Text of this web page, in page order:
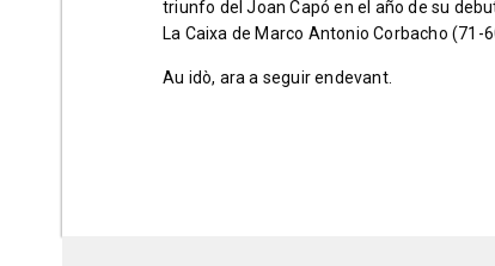
triunfo del Joan Capó en el año de su
La Caixa de Marco Antonio Corbacho (71-
Au idò, ara a seguir endevant.